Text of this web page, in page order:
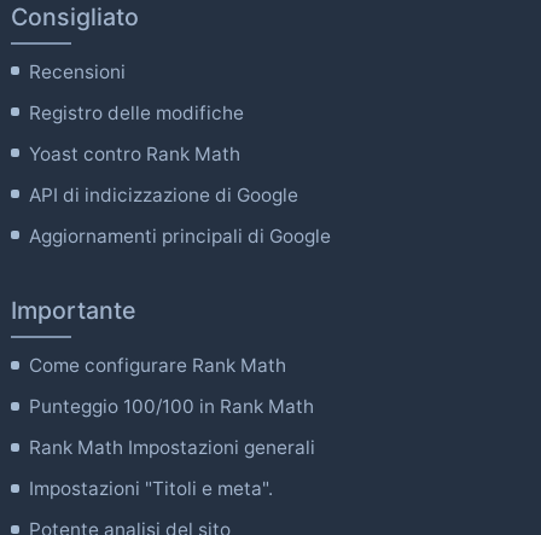
Consigliato
Recensioni
Registro delle modifiche
Yoast contro Rank Math
API di indicizzazione di Google
Aggiornamenti principali di Google
Importante
Come configurare Rank Math
Punteggio 100/100 in Rank Math
Rank Math Impostazioni generali
Impostazioni "Titoli e meta".
Potente analisi del sito